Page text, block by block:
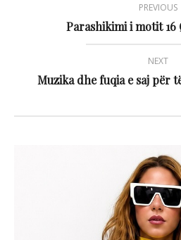
PREVIOUS
Parashikimi i motit 16
NEXT
Muzika dhe fuqia e saj për